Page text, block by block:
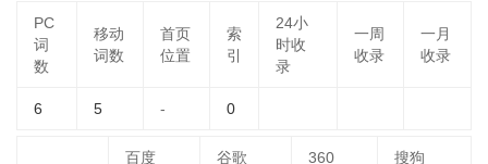
PC
词
数
移动
词数
首页
位置
索
引
24小
时收
录
一周
收录
一月
收录
6 5 - 0
百度 谷歌 360 搜狗